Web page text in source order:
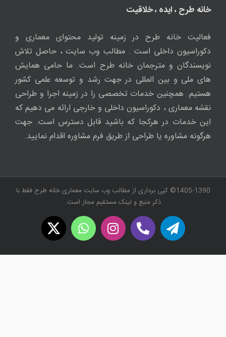
خانه طرح ، ایده ، خلاقیت
فعالیت خانه طرح در زمینه تولید محتوای معماری و
دکوراسیون داخلی است . مطالب وب سایت ، حاصل تلاش
نویسندگان و مترجمان خانه طرح است. ما حامی همایش
های ملی و بین المللی در جهت رشد و توسعه علمی کشور
هستیم. همچنین خدمات تخصصی را در زمینه اجرا و طراحی
نقشه معماری ، دکوراسیون داخلی و خارجی ارائه می دهیم که
این خدمات در هرکجا که باشید قابل دسترس است. جهت
هرگونه مشاوره یا طراحی از طریق فرم مشاوره اقدام نمایید.
1405-1390© کپی برداری از مطالب وب سایت معماری خانه طرح فقط با
ذکر منبع و لینک مستقیم مجاز است.
Telegram
Twitch
Instagram
WhatsApp
X